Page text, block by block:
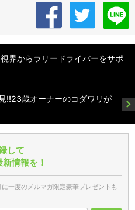
界からラリードライバーをサポ
!!23歳オーナーのコダワリが
して
情報を！
一度のメルマガ限定豪華プレゼントも